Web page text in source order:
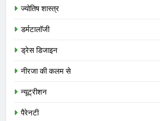
ज्योतिष शास्त्र
डर्मटालॉजी
ड्रेस डिजाइन
नीरजा की कलम से
न्यूट्रीशन
पैरेनटी